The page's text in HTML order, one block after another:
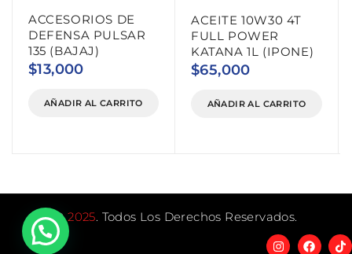
ACCESORIOS DE
DEFENSA PULSAR
135 (BAJAJ)
$13,000
AÑADIR AL CARRITO
ACEITE 10W30 4T
FULL POWER
KATANA 1L (IPONE)
$65,000
AÑADIR AL CARRITO
©2025. Todos Los Derechos Reservados.